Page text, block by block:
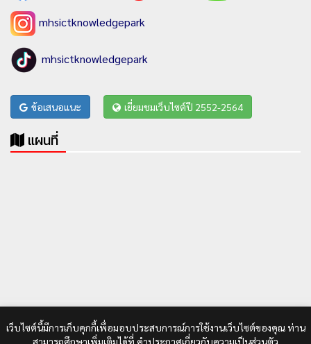
mhsictknowledgepark
mhsictknowledgepark
ข้อเสนอแนะ เยี่ยมชมเว็บไซต์ปี 2552-2564
แผนที่
เว็บไซต์นี้มีการเก็บคุกกี้เพื่อมอบประสบการณ์การใช้งานเว็บไซต์ของคุณ ท่าน
สามารถศึกษาเพิ่มเติมได้ที่ คำประกาศเกี่ยวกับความเป็นส่วนตัว